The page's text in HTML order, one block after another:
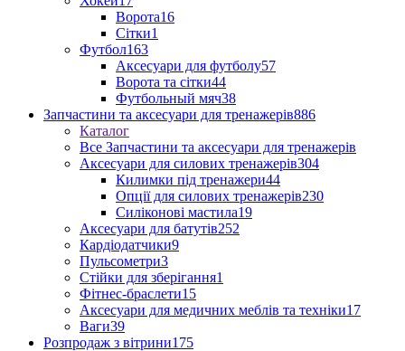
Ворота16
Сітки1
Футбол163
Аксесуари для футболу57
Ворота та сітки44
Футбольный мяч38
Запчастини та аксесуари для тренажерів886
Каталог
Все Запчастини та аксесуари для тренажерів
Аксесуари для силових тренажерів304
Килимки під тренажери44
Опції для силових тренажерів230
Силіконові мастила19
Аксесуари для батутів252
Кардіодатчики9
Пульсометри3
Стійки для зберігання1
Фітнес-браслети15
Аксесуари для медичних меблів та техніки17
Ваги39
Розпродаж з вітрини175